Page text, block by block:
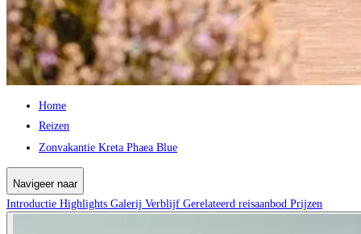
Home
Reizen
Zonvakantie Kreta Phaea Blue
Navigeer naar
Introductie Highlights Galerij Verblijf Gerelateerd reisaanbod Prijzen